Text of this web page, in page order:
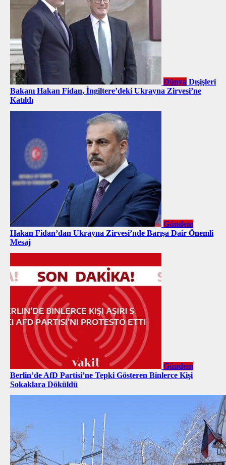
Dünya Dışişleri
Bakanı Hakan Fidan, İngiltere’deki Ukrayna Zirvesi’ne
Katıldı
Gündem
Hakan Fidan’dan Ukrayna Zirvesi’nde Barışa Dair Önemli
Mesaj
Gündem
Berlin’de AfD Partisi’ne Tepki Gösteren Binlerce Kişi
Sokaklara Döküldü